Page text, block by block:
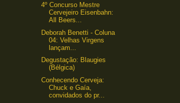
4º Concurso Mestre
Cervejeiro Eisenbahn:
All Beers...
Deborah Benetti - Coluna
04: Velhas Virgens
lançam...
Degustação: Blaugies
(Bélgica)
Conhecendo Cerveja:
Chuck e Gaía,
convidados do pr...